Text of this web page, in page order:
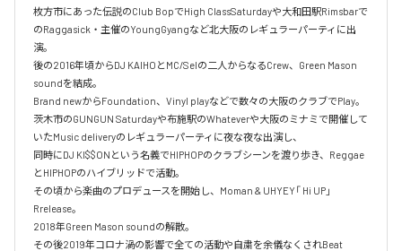
枚方市にあった伝説のClub BopでHigh ClassSaturdayや大和田駅Rimsbarで
のRaggasick・主催のYoungGyangなど北大阪のレギュラーパーティに出
演。
後の2016年頃からDJ KAIHOとMC/Selの二人からなるCrew、Green Mason
soundを結成。
Brand newからFoundation、Vinyl playなどで数々の大阪のクラブでPlay。
茨木市のGUNGUN Saturdayや布施駅のWhateverや大阪のミナミで開催して
いたMusic deliveryのレギュラーパーティに夜な夜な出演し、
同時にDJ KI$$ONという名義でHIPHOPのクラブシーンを渡り歩き、Reggae
とHIPHOPのハイブリッドで活動。
その頃から楽曲のプロデュースを開始し、Moman & UHYEY「 Hi UP」
Rrelease。
2018年Green Mason soundの解散。
その後2019年コロナ渦の影響で全ての活動や自粛を余儀なくされBeat